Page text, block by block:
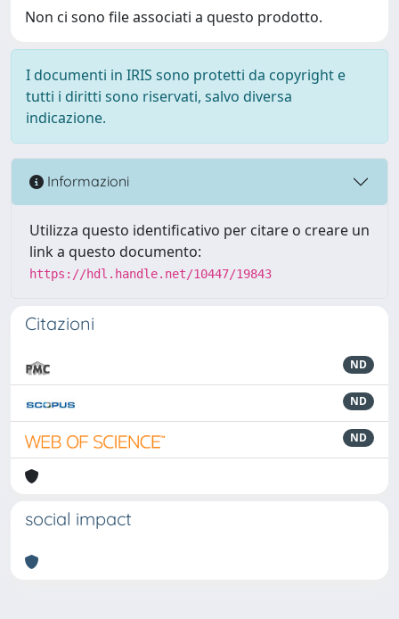
Non ci sono file associati a questo prodotto.
I documenti in IRIS sono protetti da copyright e
tutti i diritti sono riservati, salvo diversa
indicazione.
Informazioni
Utilizza questo identificativo per citare o creare un
link a questo documento:
https://hdl.handle.net/10447/19843
Citazioni
ND
ND
ND
social impact